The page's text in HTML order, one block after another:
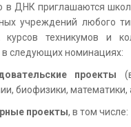
в ДНК приглашаются
учреждений любого
курсов техникумов и
в следующих номинациях:
проекты
биофизики, математики,
проекты, в том числе: